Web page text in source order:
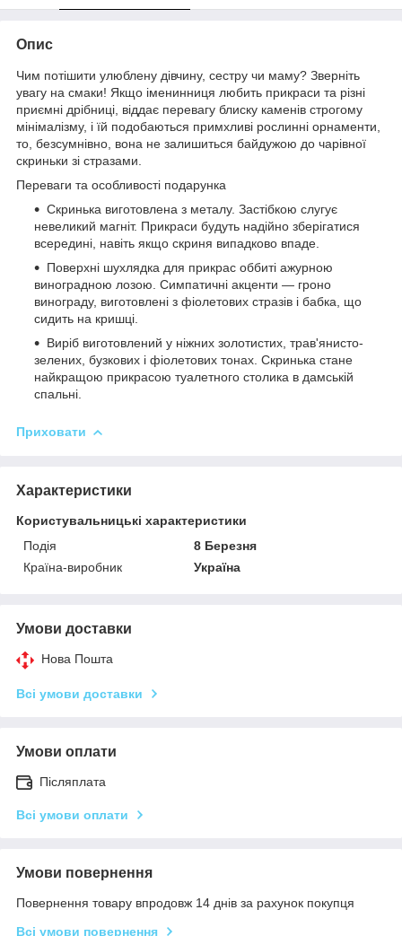
Опис
Чим потішити улюблену дівчину, сестру чи маму? Зверніть
увагу на смаки! Якщо іменинниця любить прикраси та різні
приємні дрібниці, віддає перевагу блиску каменів строгому
мінімалізму, і їй подобаються примхливі рослинні орнаменти,
то, безсумнівно, вона не залишиться байдужою до чарівної
скриньки зі стразами.
Переваги та особливості подарунка
Скринька виготовлена з металу. Застібкою слугує
невеликий магніт. Прикраси будуть надійно зберігатися
всередині, навіть якщо скриня випадково впаде.
Поверхні шухлядка для прикрас оббиті ажурною
виноградною лозою. Симпатичні акценти — гроно
винограду, виготовлені з фіолетових стразів і бабка, що
сидить на кришці.
Виріб виготовлений у ніжних золотистих, трав'янисто-
зелених, бузкових і фіолетових тонах. Скринька стане
найкращою прикрасою туалетного столика в дамській
спальні.
Приховати
Характеристики
Користувальницькі характеристики
Подія
8 Березня
Країна-виробник
Україна
Умови доставки
Нова Пошта
Всі умови доставки
Умови оплати
Післяплата
Всі умови оплати
Умови повернення
Повернення товару впродовж 14 днів за рахунок покупця
Всі умови повернення